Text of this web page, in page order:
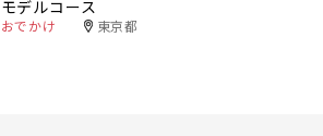
モデルコース
おでかけ 東京都